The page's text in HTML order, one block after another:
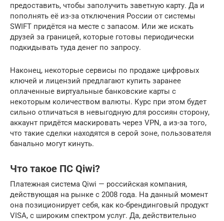
предоставить, чтобы заполучить заветную карту. Да и
пополнять её из-за отключения России от системы
SWIFT придётся на месте с запасом. Или же искать
друзей за границей, которые готовы периодически
подкидывать туда денег по запросу.
Наконец, некоторые сервисы по продаже цифровых
ключей и лицензий предлагают купить заранее
оплаченные виртуальные банковские карты с
некоторым количеством валюты. Курс при этом будет
сильно отличаться в невыгодную для россиян сторону,
аккаунт придётся маскировать через VPN, а из-за того,
что такие сделки находятся в серой зоне, пользователя
банально могут кинуть.
Что такое ПС Qiwi?
Платежная система Qiwi — российская компания,
действующая на рынке с 2008 года. На данный момент
она позиционирует себя, как ко-брендинговый продукт
VISA, с широким спектром услуг. Да, действительно